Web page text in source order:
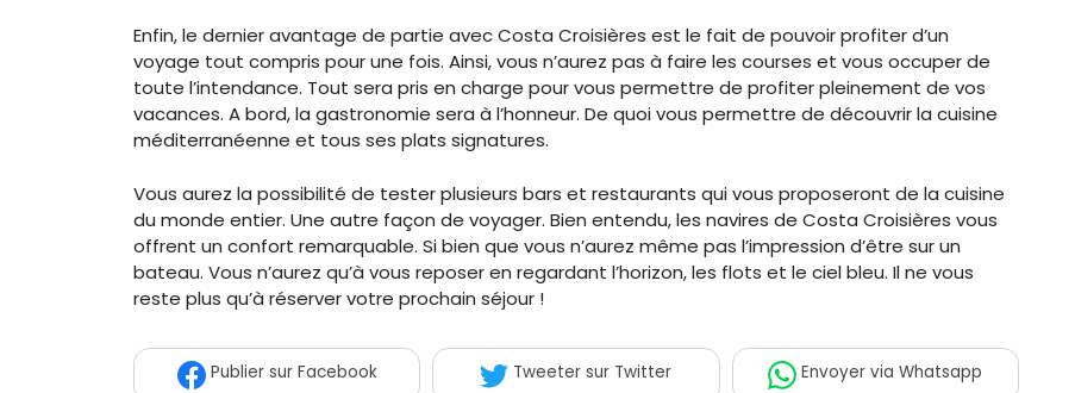
Enfin, le dernier avantage de partie avec Costa Croisières est le fait de pouvoir profiter d’un
voyage tout compris pour une fois. Ainsi, vous n’aurez pas à faire les courses et vous occuper de
toute l’intendance. Tout sera pris en charge pour vous permettre de profiter pleinement de vos
vacances. A bord, la gastronomie sera à l’honneur. De quoi vous permettre de découvrir la cuisine
méditerranéenne et tous ses plats signatures.
Vous aurez la possibilité de tester plusieurs bars et restaurants qui vous proposeront de la cuisine
du monde entier. Une autre façon de voyager. Bien entendu, les navires de Costa Croisières vous
offrent un confort remarquable. Si bien que vous n’aurez même pas l’impression d’être sur un
bateau. Vous n’aurez qu’à vous reposer en regardant l’horizon, les flots et le ciel bleu. Il ne vous
reste plus qu’à réserver votre prochain séjour !
Publiersur Facebook Tweeter sur Twitter Envoyer via Whatsapp